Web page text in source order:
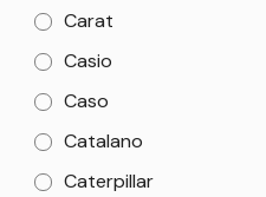
Carat
Casio
Caso
Catalano
Caterpillar